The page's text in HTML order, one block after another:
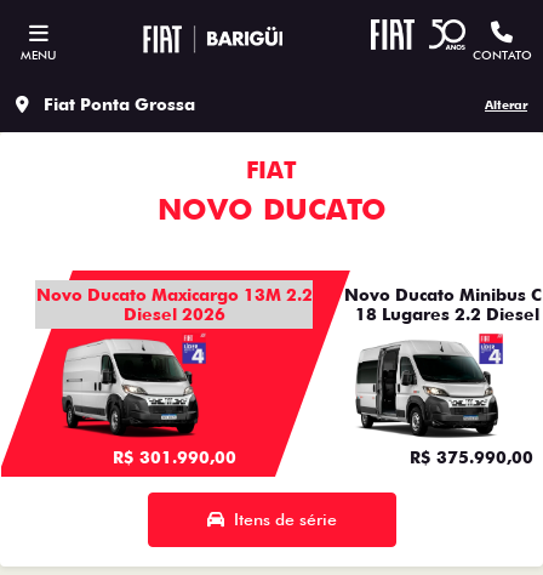
MENU CONTATO
Fiat Ponta Grossa Alterar
FIAT
NOVO DUCATO
Novo Ducato Maxicargo 13M 2.2
Diesel 2026
R$ 301.990,00
Novo Ducato Minibus
18 Lugares 2.2
R$ 375.990,00
Itens de série